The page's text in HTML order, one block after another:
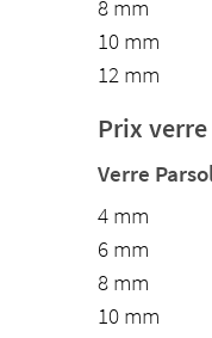
8 mm
10 mm
12 mm
Prix
Verre
4 mm
6 mm
8 mm
10 mm